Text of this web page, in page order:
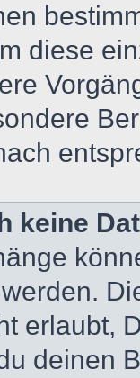
diese
keine
erlaubt,
deinen